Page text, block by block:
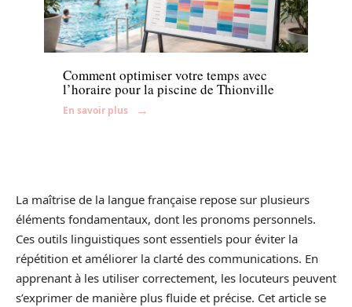
Famille
Comment optimiser votre temps avec
l’horaire pour la piscine de Thionville
En savoir plus
La maîtrise de la langue française repose sur plusieurs
éléments fondamentaux, dont les pronoms personnels.
Ces outils linguistiques sont essentiels pour éviter la
répétition et améliorer la clarté des communications. En
apprenant à les utiliser correctement, les locuteurs peuvent
s’exprimer de manière plus fluide et précise. Cet article se